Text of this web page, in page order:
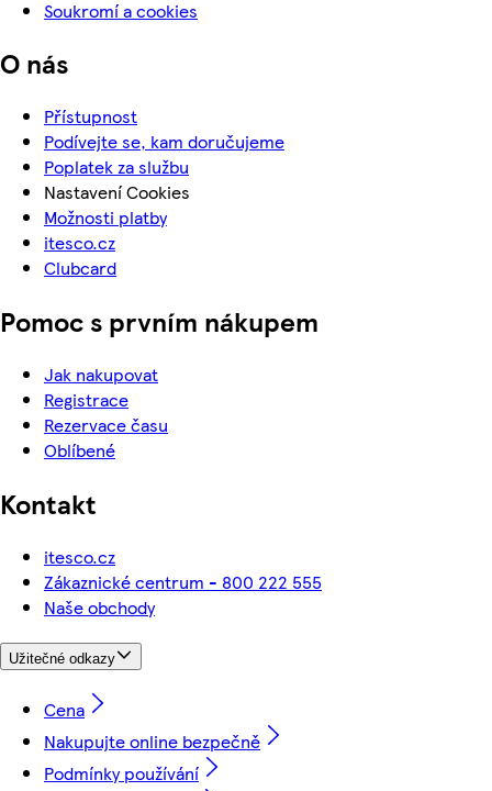
Soukromí a cookies
O nás
Přístupnost
Podívejte se, kam doručujeme
Poplatek za službu
Nastavení Cookies
Možnosti platby
itesco.cz
Clubcard
Pomoc s prvním nákupem
Jak nakupovat
Registrace
Rezervace času
Oblíbené
Kontakt
itesco.cz
Zákaznické centrum - 800 222 555
Naše obchody
Užitečné odkazy
Cena
Nakupujte online bezpečně
Podmínky používání